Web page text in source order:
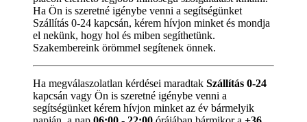
Ha Ön is szeretné igénybe venni a segítségünket
Szállítás 0-24 kapcsán, kérem hívjon minket és mondja
el nekünk, hogy hol és miben segíthetünk.
Szakembereink örömmel segítenek önnek.
Ha megválaszolatlan kérdései maradtak Szállítás 0-24
kapcsán vagy Ön is szeretné igénybe venni a
segítségünket kérem hívjon minket az év bármelyik